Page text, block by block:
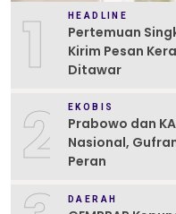
1 HEADLINE
Pertemuan
Kirim Pesan
Ditawar
2 EKOBIS
Prabowo dan
Nasional,
Peran
DAERAH